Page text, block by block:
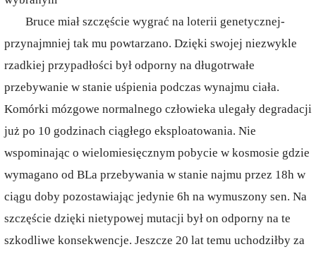
Bruce miał szczęście wygrać na loterii genetycznej-
przynajmniej tak mu powtarzano. Dzięki swojej niezwykle
rzadkiej przypadłości był odporny na długotrwałe
przebywanie w stanie uśpienia podczas wynajmu ciała.
Komórki mózgowe normalnego człowieka ulegały degradacji
już po 10 godzinach ciągłego eksploatowania. Nie
wspominając o wielomiesięcznym pobycie w kosmosie gdzie
wymagano od BLa przebywania w stanie najmu przez 18h w
ciągu doby pozostawiając jedynie 6h na wymuszony sen. Na
szczęście dzięki nietypowej mutacji był on odporny na te
szkodliwe konsekwencje. Jeszcze 20 lat temu uchodziłby za